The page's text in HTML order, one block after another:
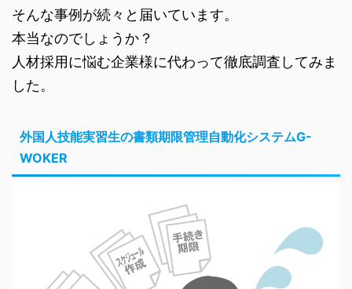
そんな事例が続々と届いています。
本当なのでしょうか？
人材採用に悩む企業様に代わって徹底調査してみま
した。
外国人技能実習生の書類期限管理自動化システムG-
WOKER